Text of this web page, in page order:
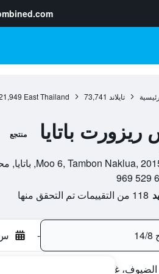
تايلاند 73,741
East Thailand
ريزورت باتايا منتجع
118 من التقييمات تم التحقق منها
8
- س